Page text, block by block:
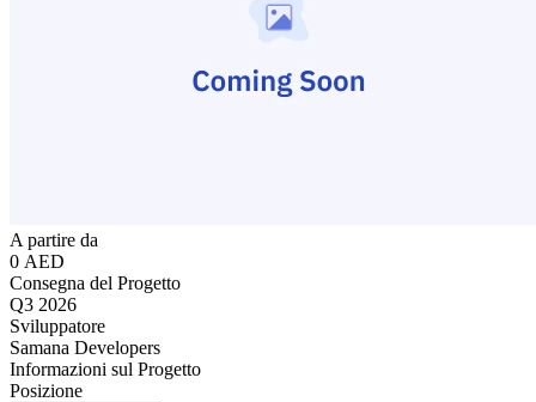
A partire da
0 AED
Consegna del Progetto
Q3 2026
Sviluppatore
Samana Developers
Informazioni sul Progetto
Posizione